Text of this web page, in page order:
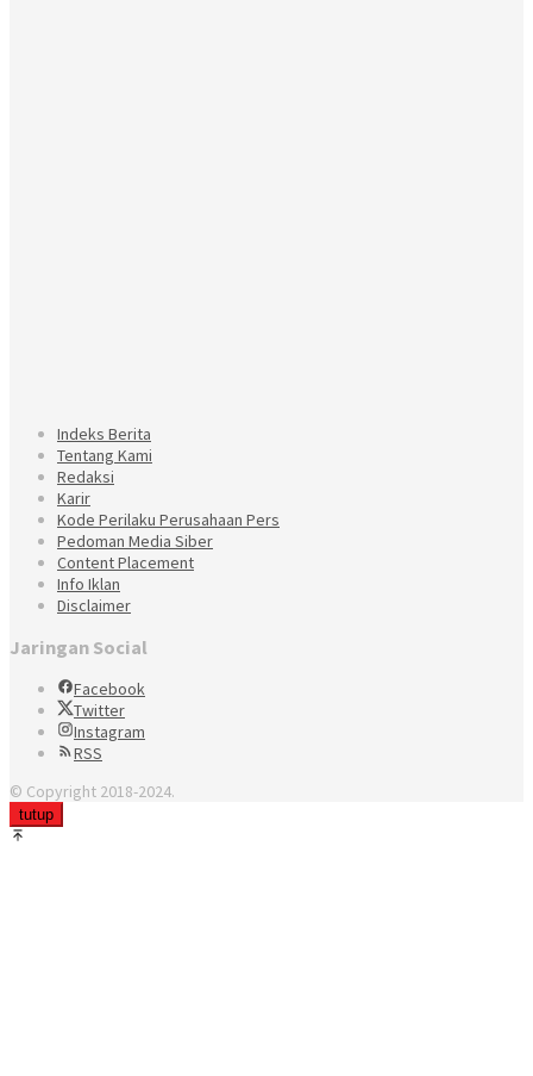
Indeks Berita
Tentang Kami
Redaksi
Karir
Kode Perilaku Perusahaan Pers
Pedoman Media Siber
Content Placement
Info Iklan
Disclaimer
Jaringan Social
Facebook
Twitter
Instagram
RSS
© Copyright 2018-2024.
tutup